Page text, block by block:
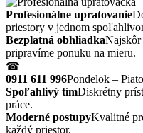
Profesionálne upratovanie
priestory v jednom
Bezplatná obhliadkaNajskôr
pripravíme ponuku na mieru.
☎
0911 611 996Pondelok –
Spoľahlivý tímDiskrétny
práce.
Moderné postupyKvalitné
každý priestor.